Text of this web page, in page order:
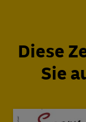
Diese
Sie